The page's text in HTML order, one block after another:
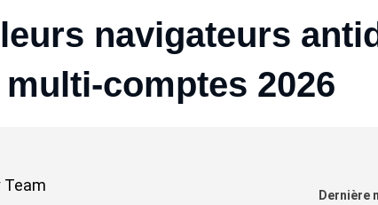
navigateurs
comptes 2026
Team
Dernière